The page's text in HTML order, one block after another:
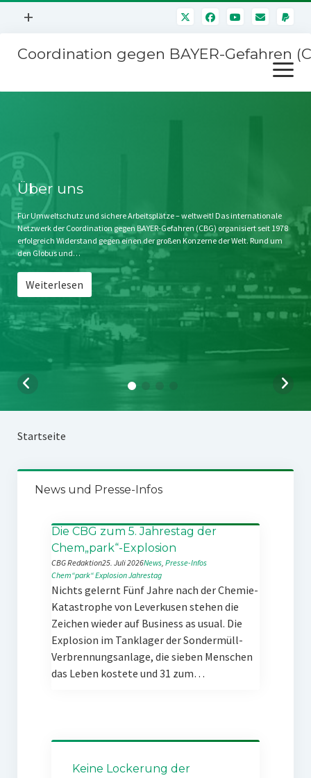
Menü
+
Mitmachen
Kontakt
Impressum
Störfälle
Coordination gegen BAYER-Gefahren
Menü
öffnen
Stichwort BAYER
Jahrestagung
SPENDEN
Über uns
Für Umweltschutz und sichere Arbeitsplätze – weltweit! Das internationale
Netzwerk der Coordination gegen BAYER-Gefahren (CBG) organisiert seit 1978
erfolgreich Widerstand gegen einen der großen Konzerne der Welt. Rund um
den Globus und…
Weiterlesen
Startseite
News und Presse-Infos
Die CBG zum 5. Jahrestag der
Chem„park“-Explosion
CBG Redaktion25. Juli 2026News, Presse-Infos
Chem“park“ExplosionJahrestag
Nichts gelernt Fünf Jahre nach der Chemie-
Katastrophe von Leverkusen stehen die
Zeichen wieder auf Business as usual. Die
Explosion im Tanklager der Sondermüll-
Verbrennungsanlage, die sieben Menschen
das Leben kostete und 31 zum…
Keine Lockerung der